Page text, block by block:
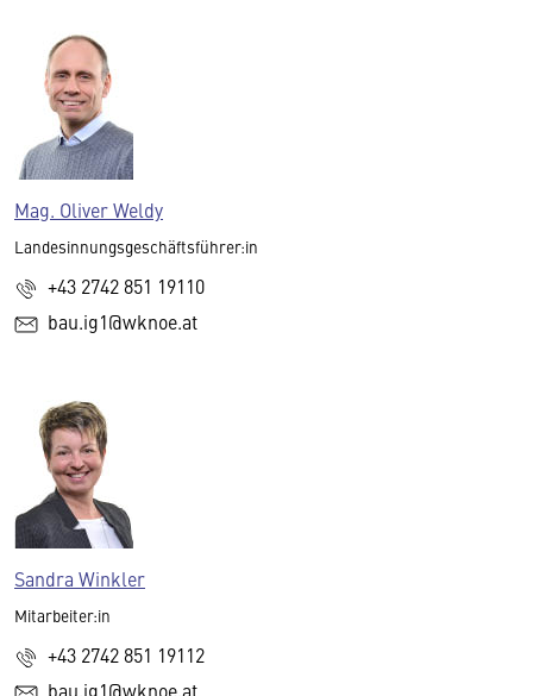
Mag. Oliver Weldy
Landesinnungsgeschäftsführer:in
+43 2742 851 19110
bau.ig1@wknoe.at
Sandra Winkler
Mitarbeiter:in
+43 2742 851 19112
bau.ig1@wknoe.at